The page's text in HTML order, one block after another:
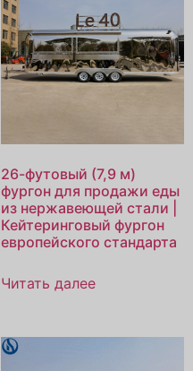
26-футовый (7,9 м)
фургон для продажи еды
из нержавеющей стали |
Кейтеринговый фургон
европейского стандарта
Читать далее